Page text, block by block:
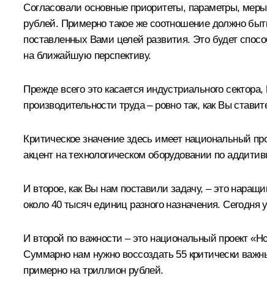
Согласовали основные приоритеты, параметры,
рублей. Примерно такое же соотношение должно
поставленных Вами целей развития. Это будет
на ближайшую перспективу.
Прежде всего это касается индустриального
производительности труда – ровно так, как Вы
Критическое значение здесь имеет национальный
акцент на технологическом оборудовании по
И второе, как Вы нам поставили задачу, – это
около 40 тысяч единиц разного назначения.
И второй по важности – это национальный проект
Суммарно нам нужно воссоздать 55 критически
примерно на триллион рублей.